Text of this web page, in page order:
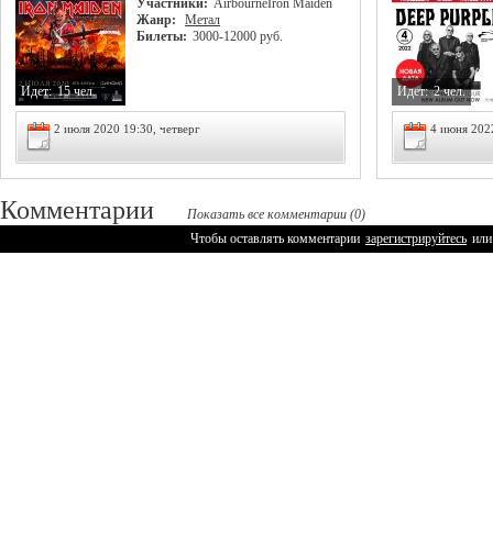
Участники: AirbourneIron Maiden
Жанр:
Метал
Билеты: 3000-12000 руб.
Идет: 15 чел.
2 июля 2020 19:30, четверг
Идет: 2 чел.
4 июня
Комментарии
Показать все комментарии (0)
Чтобы оставлять комментарии зарегистрируйтесь или